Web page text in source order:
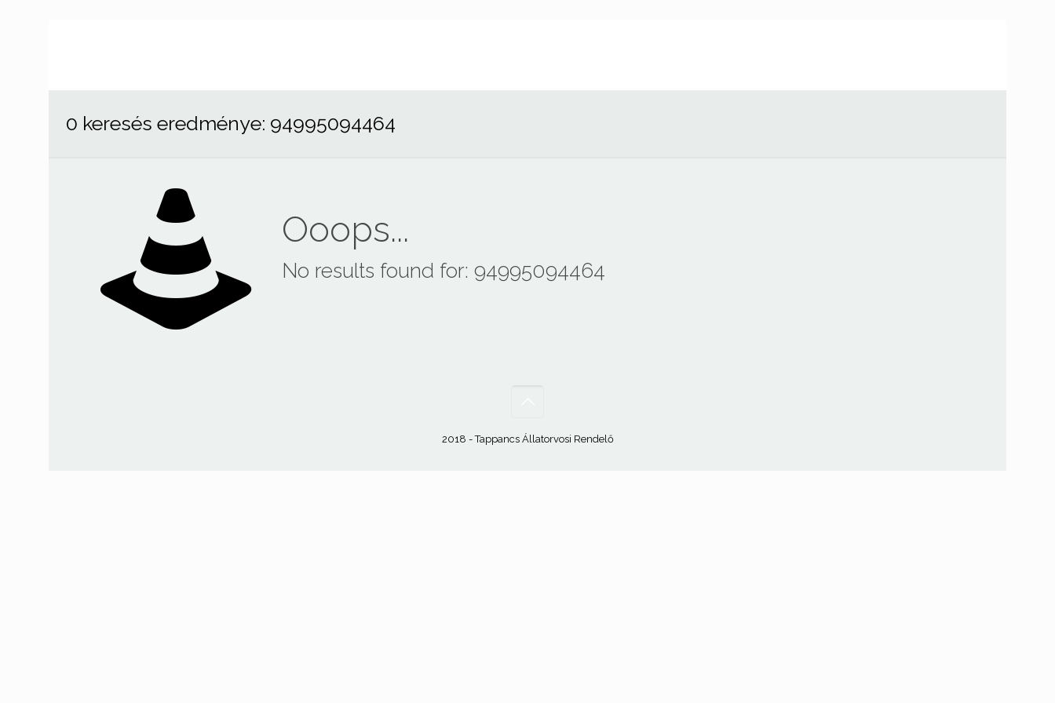
0 keresés eredménye: 94995094464
Ooops...
No results found for: 94995094464
2018 - Tappancs Állatorvosi Rendelő